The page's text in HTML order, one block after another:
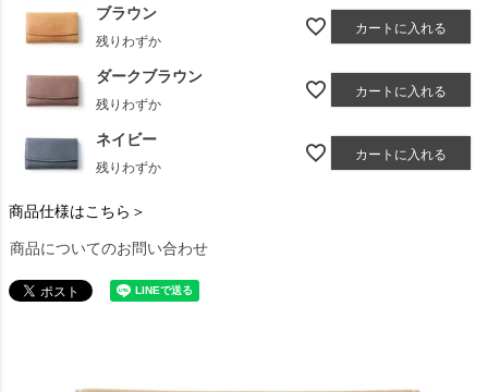
ブラウン
残りわずか
カートに入れる
ダークブラウン
残りわずか
カートに入れる
ネイビー
残りわずか
カートに入れる
商品仕様はこちら＞
商品についてのお問い合わせ